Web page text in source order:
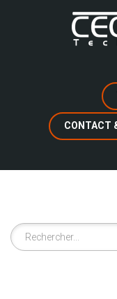
CONTACT
Rechercher